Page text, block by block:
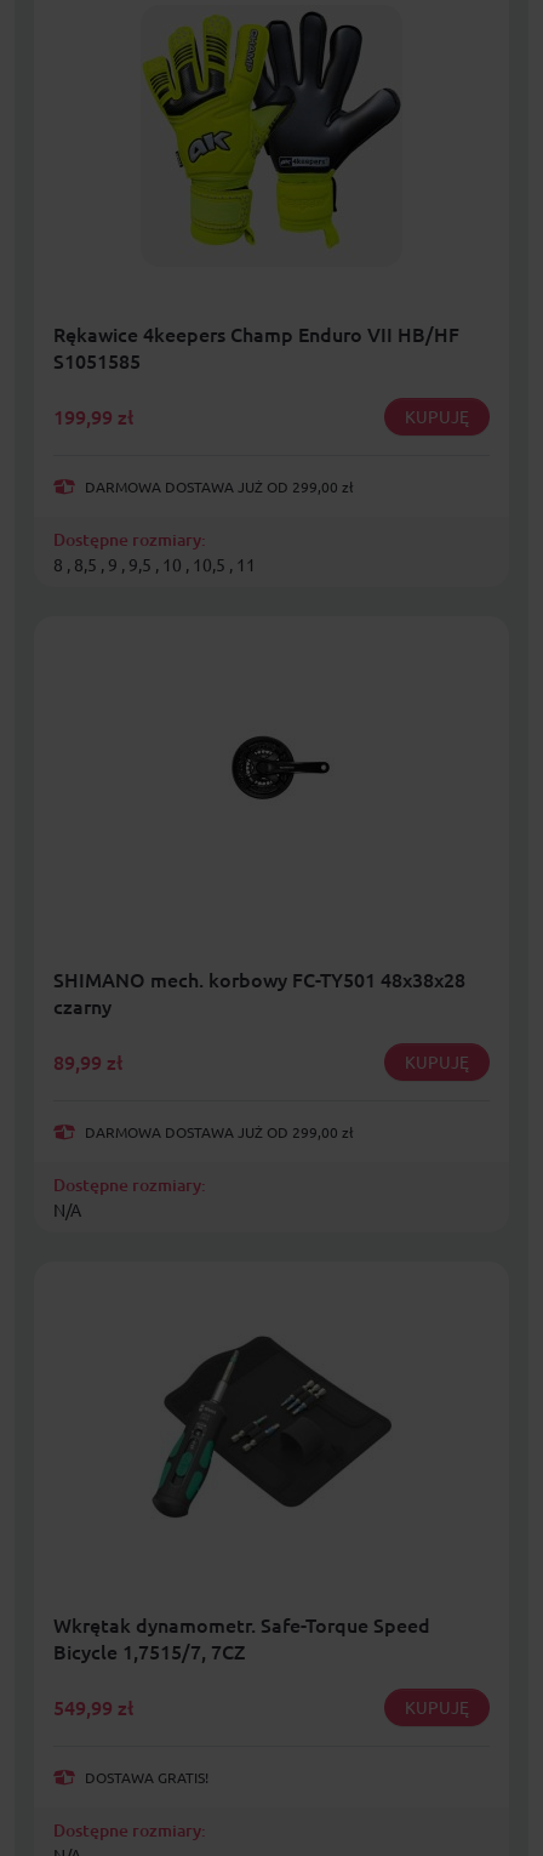
Rękawice 4keepers Champ Enduro VII HB/HF
S1051585
199,99 zł KUPUJĘ
DARMOWA DOSTAWA JUŻ OD 299,00 zł
Dostępne rozmiary:
8 , 8,5 , 9 , 9,5 , 10 , 10,5 , 11
SHIMANO mech. korbowy FC-TY501 48x38x28
czarny
89,99 zł KUPUJĘ
DARMOWA DOSTAWA JUŻ OD 299,00 zł
Dostępne rozmiary:
N/A
Wkrętak dynamometr. Safe-Torque Speed
Bicycle 1,7515/7, 7CZ
549,99 zł KUPUJĘ
DOSTAWA GRATIS!
Dostępne rozmiary: